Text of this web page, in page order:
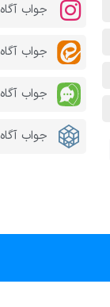
جواب
جواب
جواب
جواب